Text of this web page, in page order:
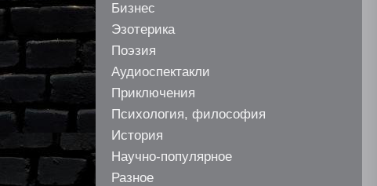
Бизнес
Эзотерика
Поэзия
Аудиоспектакли
Приключения
Психология, философия
История
Научно-популярное
Разное